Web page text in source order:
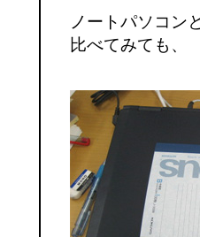
ノートパソコンと
比べてみても、